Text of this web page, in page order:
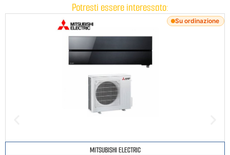
Potresti essere interessato:
Su ordinazione
MITSUBISHI ELECTRIC